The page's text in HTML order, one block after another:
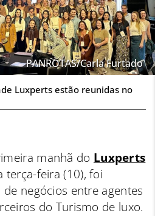
PANROTAS/Carla Furtado
Luxperts estão reunidas no
manhã do Luxperts
terça-feira (10), foi
negócios entre agentes
do Turismo de luxo.